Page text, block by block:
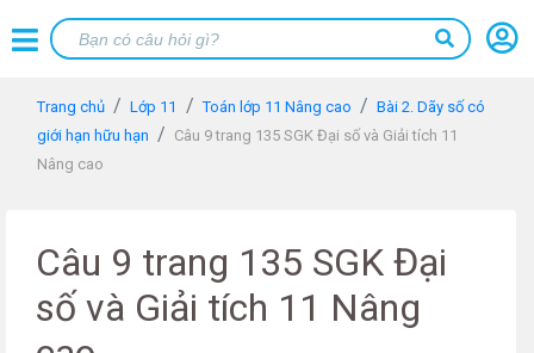
Trang chủ Lớp 11 Toán lớp 11 Nâng cao
Bài 2. Dãy số có
giới hạn hữu hạn
Câu 9 trang 135 SGK Đại số và Giải tích 11
Nâng cao
Câu 9 trang 135 SGK Đại
số và Giải tích 11 Nâng